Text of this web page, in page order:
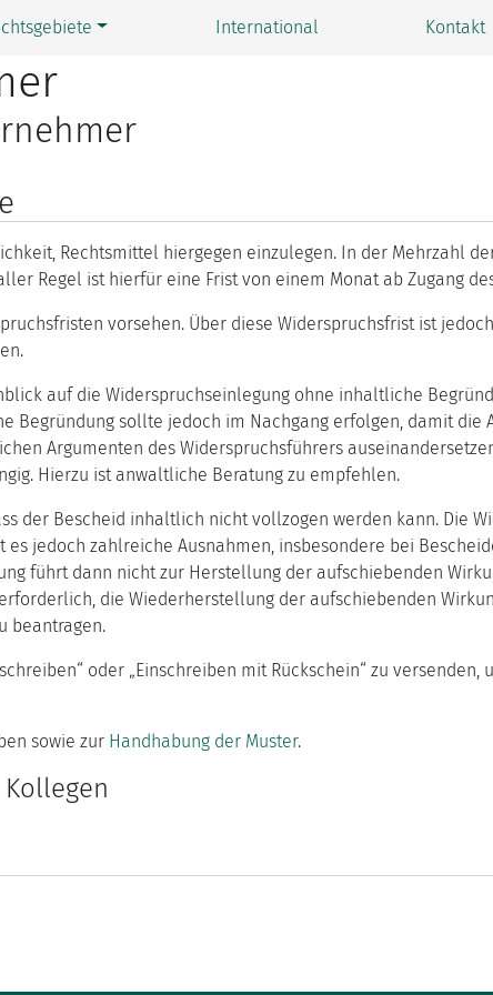
International Kontakt
Rechtsmittel hiergegen einzulegen. In der Mehrzahl
Regel ist hierfür eine Frist von einem Monat ab Zugang
vorsehen. Über diese Widerspruchsfrist ist
auf die Widerspruchseinlegung ohne inhaltliche
Begründung sollte jedoch im Nachgang erfolgen, damit die
Argumenten des Widerspruchsführers
Hierzu ist anwaltliche Beratung zu empfehlen.
der Bescheid inhaltlich nicht vollzogen werden kann. Die
jedoch zahlreiche Ausnahmen, insbesondere bei
führt dann nicht zur Herstellung der aufschiebenden
die Wiederherstellung der aufschiebenden
beantragen.
oder „Einschreiben mit Rückschein“ zu
sowie zur Handhabung der Muster.